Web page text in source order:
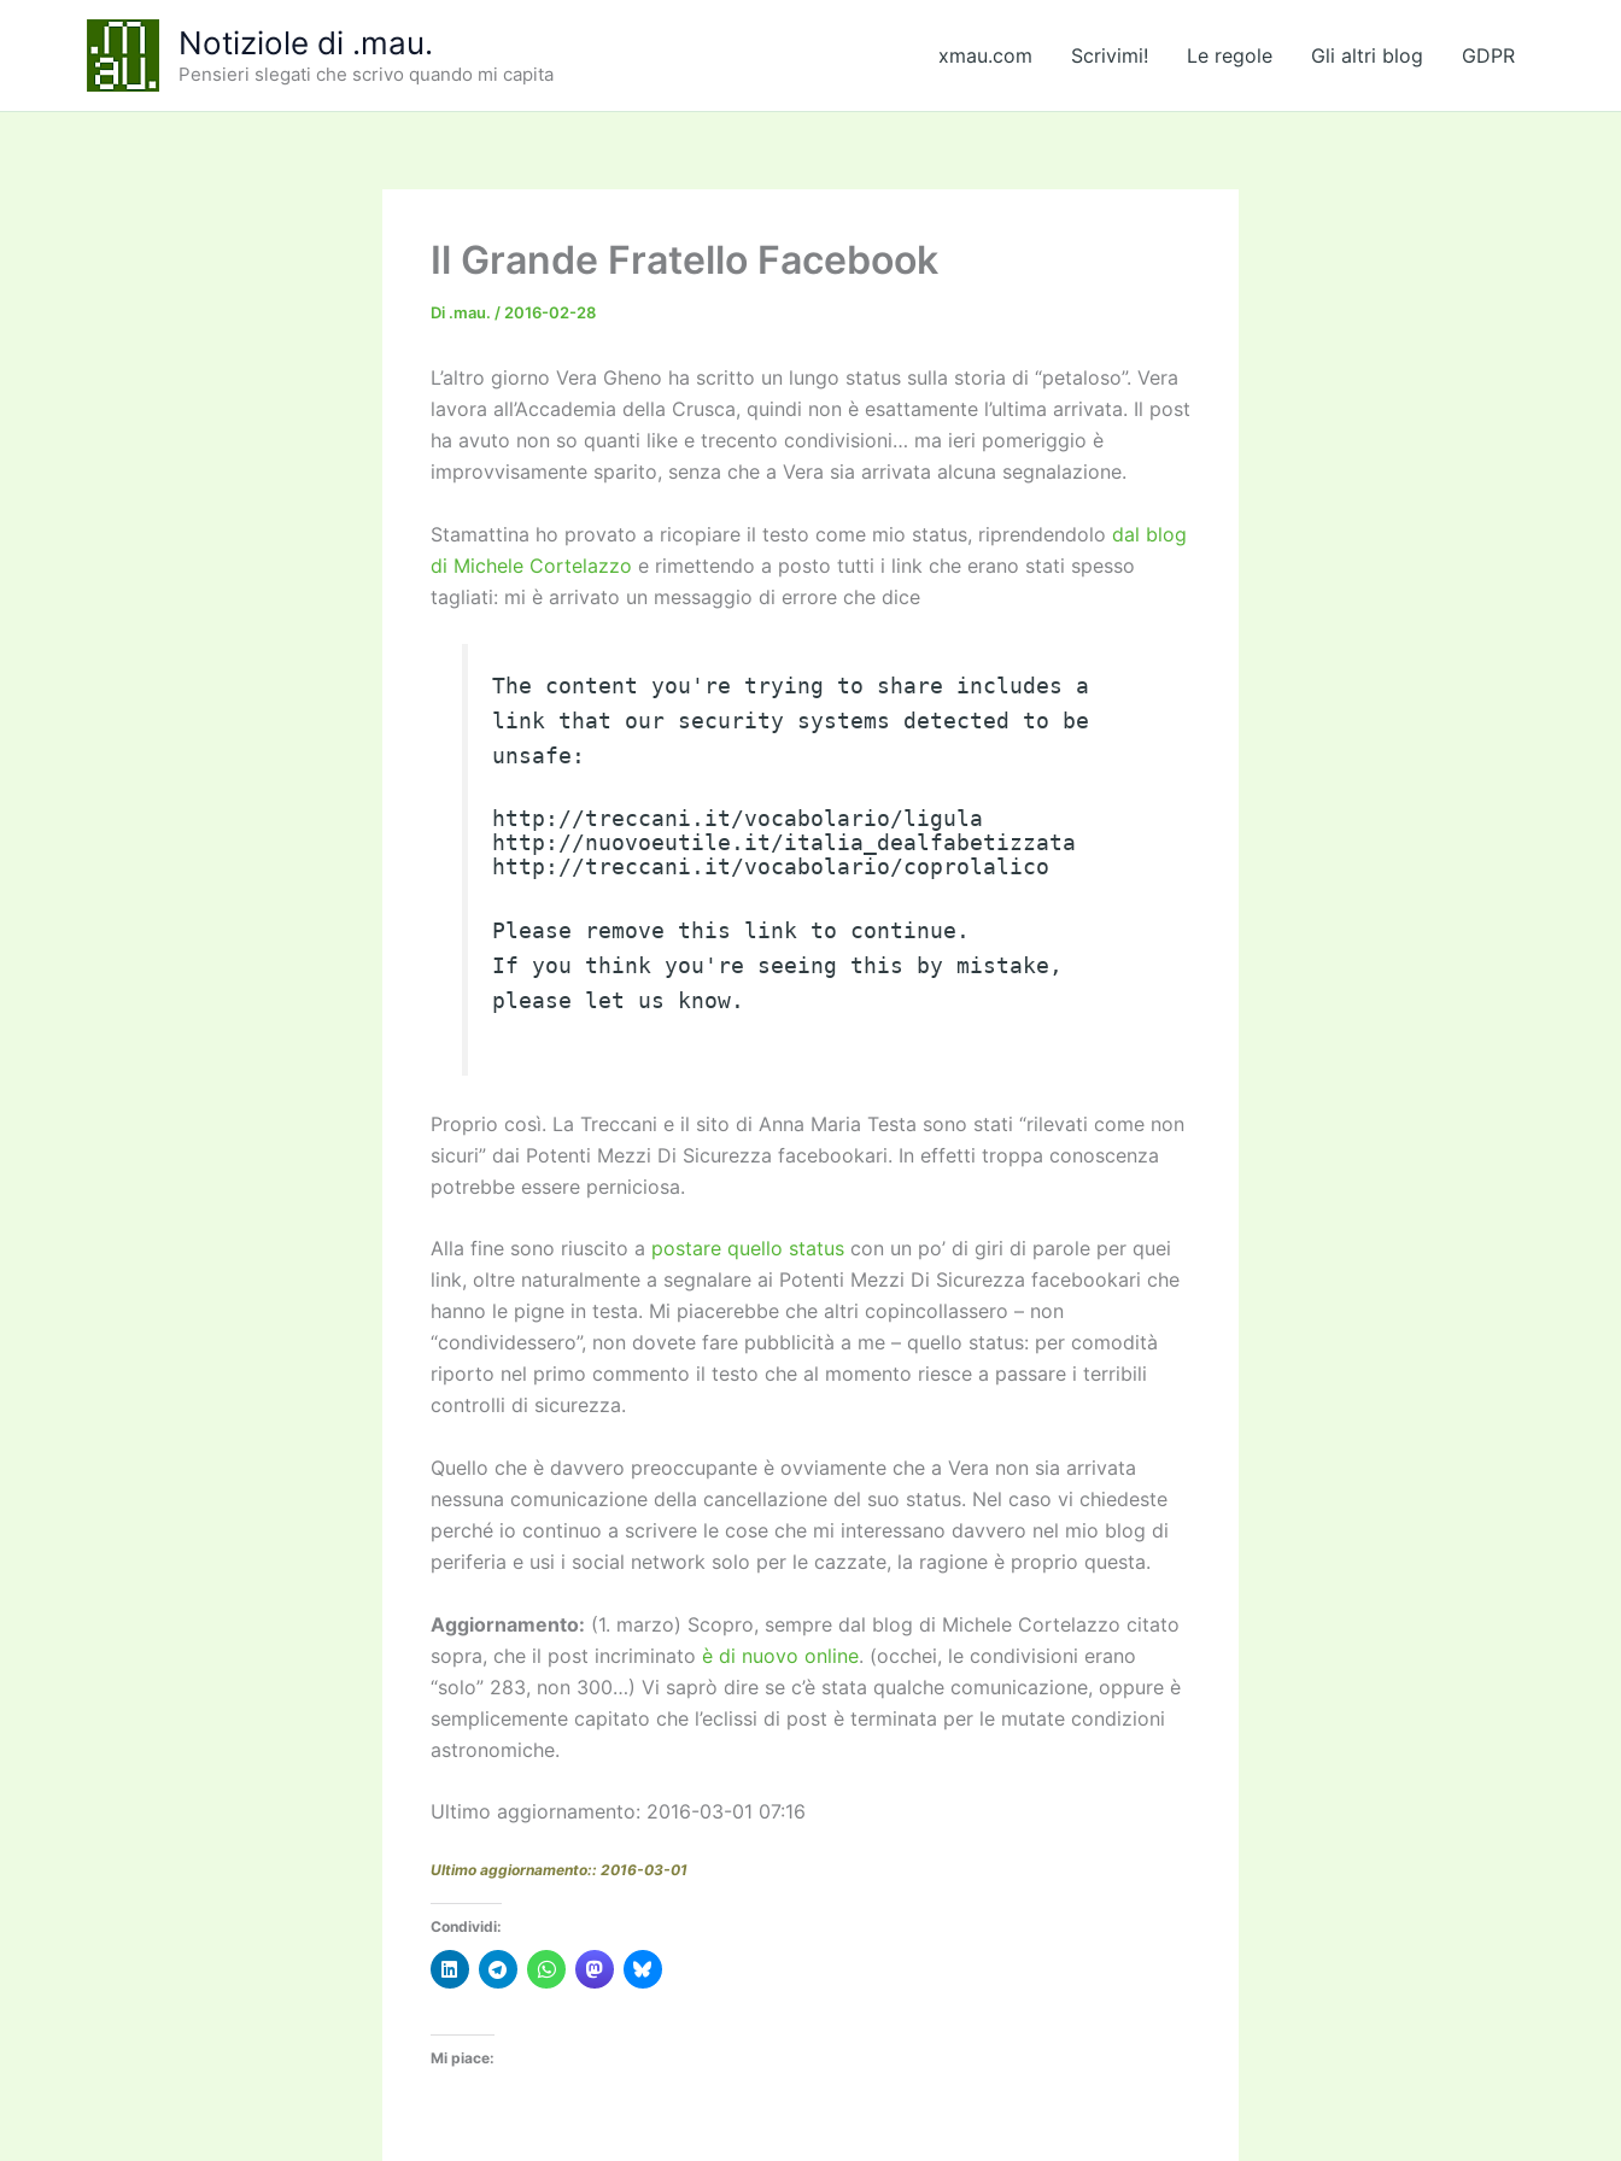
Notiziole di .mau.
Pensieri slegati che scrivo quando mi capita
xmau.com Scrivimi! Le regole Gli altri blog GDPR
Il Grande Fratello Facebook
Di .mau. / 2016-02-28
L’altro giorno Vera Gheno ha scritto un lungo status sulla storia di “petaloso”. Vera
lavora all’Accademia della Crusca, quindi non è esattamente l’ultima arrivata. Il post
ha avuto non so quanti like e trecento condivisioni… ma ieri pomeriggio è
improvvisamente sparito, senza che a Vera sia arrivata alcuna segnalazione.
Stamattina ho provato a ricopiare il testo come mio status, riprendendolo dal blog
di Michele Cortelazzo e rimettendo a posto tutti i link che erano stati spesso
tagliati: mi è arrivato un messaggio di errore che dice
The content you're trying to share includes a
link that our security systems detected to be
unsafe:
http://treccani.it/vocabolario/ligula
http://nuovoeutile.it/italia_dealfabetizzata
http://treccani.it/vocabolario/coprolalico
Please remove this link to continue.
If you think you're seeing this by mistake,
please let us know.
Proprio così. La Treccani e il sito di Anna Maria Testa sono stati “rilevati come non
sicuri” dai Potenti Mezzi Di Sicurezza facebookari. In effetti troppa conoscenza
potrebbe essere perniciosa.
Alla fine sono riuscito a postare quello status con un po’ di giri di parole per quei
link, oltre naturalmente a segnalare ai Potenti Mezzi Di Sicurezza facebookari che
hanno le pigne in testa. Mi piacerebbe che altri copincollassero – non
“condividessero”, non dovete fare pubblicità a me – quello status: per comodità
riporto nel primo commento il testo che al momento riesce a passare i terribili
controlli di sicurezza.
Quello che è davvero preoccupante è ovviamente che a Vera non sia arrivata
nessuna comunicazione della cancellazione del suo status. Nel caso vi chiedeste
perché io continuo a scrivere le cose che mi interessano davvero nel mio blog di
periferia e usi i social network solo per le cazzate, la ragione è proprio questa.
Aggiornamento: (1. marzo) Scopro, sempre dal blog di Michele Cortelazzo citato
sopra, che il post incriminato è di nuovo online. (occhei, le condivisioni erano
“solo” 283, non 300…) Vi saprò dire se c’è stata qualche comunicazione, oppure è
semplicemente capitato che l’eclissi di post è terminata per le mutate condizioni
astronomiche.
Ultimo aggiornamento: 2016-03-01 07:16
Ultimo aggiornamento:: 2016-03-01
Condividi:
Mi piace: